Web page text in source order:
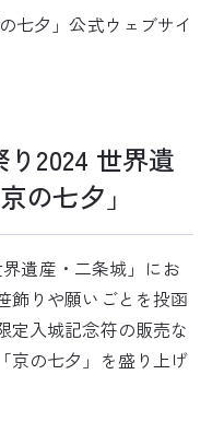
七夕」公式ウェブサイ
2024 世界遺
七夕」
界遺産・二条城」にお
飾りや願いごとを投函
定入城記念符の販売な
京の七夕」を盛り上げ